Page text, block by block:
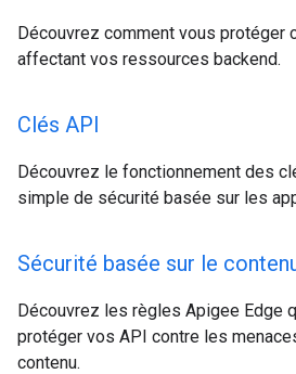
Découvrez comment vous protéger
affectant vos ressources backend.
Clés API
Découvrez le fonctionnement des
simple de sécurité basée sur les
Sécurité basée sur le
Découvrez les règles Apigee Edge
protéger vos API contre les
contenu.